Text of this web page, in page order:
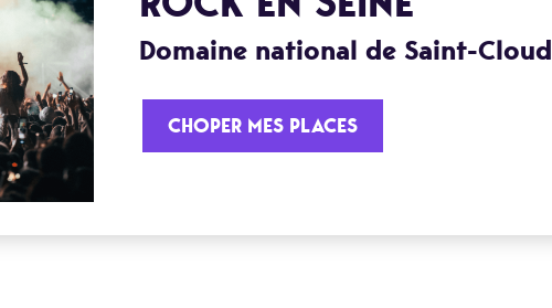
Domaine national de Saint-Cloud
CHOPER MES PLACES